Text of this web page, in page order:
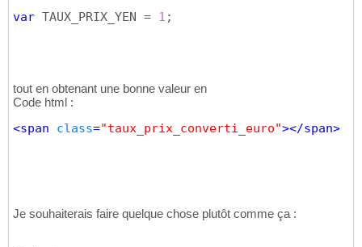
var TAUX_PRIX_YEN = 1 ;
tout en obtenant une bonne valeur en
Code html :
<span class="taux_prix_converti_euro"></span>
Je souhaiterais faire quelque chose plutôt comme ça :